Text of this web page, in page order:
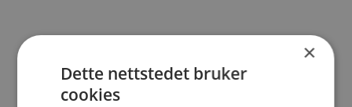
Finn ut hvilke ressurser du har til
rådighet
×
Dette nettstedet bruker
cookies